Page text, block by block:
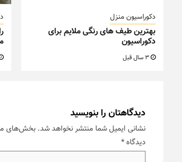
دکوراسیون منزل
بهترین طیف های رنگی ملایم برای
دکوراسیون
دیدگاهتان را بنویسید
نشانی ایمیل شما منتشر نخواهد شد. بخش‌های
دیدگاه*